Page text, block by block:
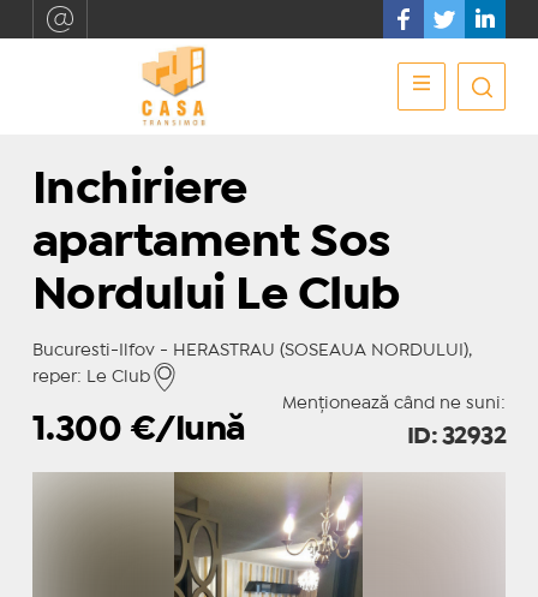
Inchiriere
apartament Sos
Nordului Le Club
Bucuresti-Ilfov - HERASTRAU (SOSEAUA NORDULUI),
reper: Le Club
Menționează când ne suni:
1.300 €/lună ID: 32932